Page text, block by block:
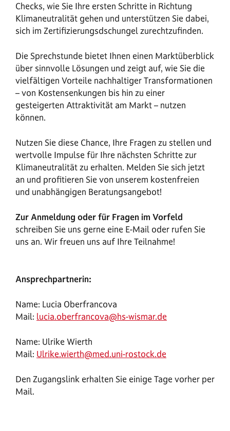
Checks, wie Sie Ihre ersten Schritte in Richtung
Klimaneutralität gehen und unterstützen Sie dabei,
sich im Zertifizierungsdschungel zurechtzufinden.
Die Sprechstunde bietet Ihnen einen Marktüberblick
über sinnvolle Lösungen und zeigt auf, wie Sie die
vielfältigen Vorteile nachhaltiger Transformationen
– von Kostensenkungen bis hin zu einer
gesteigerten Attraktivität am Markt – nutzen
können.
Nutzen Sie diese Chance, Ihre Fragen zu stellen und
wertvolle Impulse für Ihre nächsten Schritte zur
Klimaneutralität zu erhalten. Melden Sie sich jetzt
an und profitieren Sie von unserem kostenfreien
und unabhängigen Beratungsangebot!
Zur Anmeldung oder für Fragen im Vorfeld
schreiben Sie uns gerne eine E-Mail oder rufen Sie
uns an. Wir freuen uns auf Ihre Teilnahme!
Ansprechpartnerin:
Name: Lucia Oberfrancova
Mail: lucia.oberfrancova@hs-wismar.de
Name: Ulrike Wierth
Mail: Ulrike.wierth@med.uni-rostock.de
Den Zugangslink erhalten Sie einige Tage vorher per
Mail.